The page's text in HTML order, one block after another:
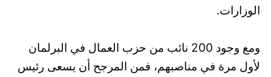
الوزارات.
ومع وجود 200 نائب من حزب العمال في البرلمان
لأول مرة في مناصبهم، فمن المرجح أن يسعى رئيس